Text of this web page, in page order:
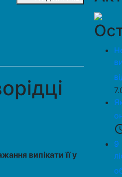
випікати її у
9